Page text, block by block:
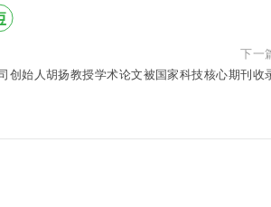
下一
创始人胡扬教授学术论文被国家科技核心期刊收